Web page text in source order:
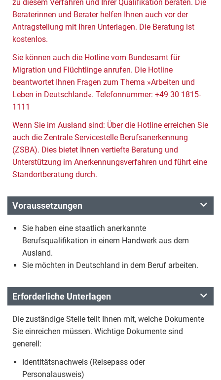
zu diesem Verfahren und Ihrer Qualifikation beraten. Die
Beraterinnen und Berater helfen Ihnen auch vor der
Antragstellung mit Ihren Unterlagen. Die Beratung ist
kostenlos.
Sie können auch die Hotline vom Bundesamt für
Migration und Flüchtlinge anrufen. Die Hotline
beantwortet Ihnen Fragen zum Thema »Arbeiten und
Leben in Deutschland«. Telefonnummer: +49 30 1815-
1111
Wenn Sie im Ausland sind: Über die Hotline erreichen Sie
auch die Zentrale Servicestelle Berufsanerkennung
(ZSBA). Dies bietet Ihnen vertiefte Beratung und
Unterstützung im Anerkennungsverfahren und führt eine
Standortberatung durch.
Voraussetzungen
Sie haben eine staatlich anerkannte
Berufsqualifikation in einem Handwerk aus dem
Ausland.
Sie möchten in Deutschland in dem Beruf arbeiten.
Erforderliche Unterlagen
Die zuständige Stelle teilt Ihnen mit, welche Dokumente
Sie einreichen müssen. Wichtige Dokumente sind
generell:
Identitätsnachweis (Reisepass oder
Personalausweis)